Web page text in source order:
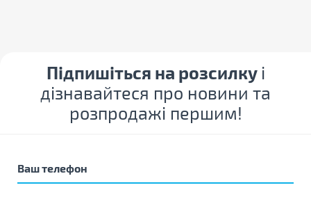
Підпишіться на розсилку і
дізнавайтеся про новини та
розпродажі першим!